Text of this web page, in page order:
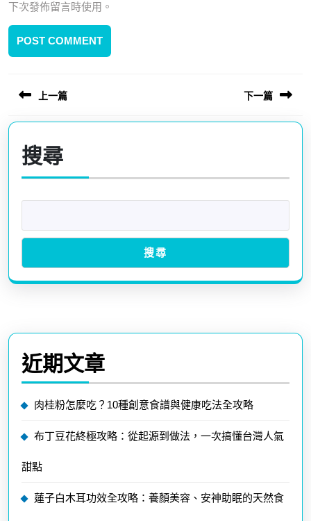
下次發佈留言時使用。
文
章
導
覽
上一篇
Previous
post:
下一篇
搜尋
搜尋
近期文章
肉桂粉怎麼吃？10種創意食譜與健康吃法全攻略
布丁豆花終極攻略：從起源到做法，一次搞懂台灣人氣
甜點
蓮子白木耳功效全攻略：養顏美容、安神助眠的天然食